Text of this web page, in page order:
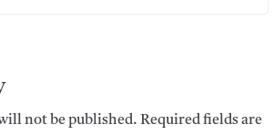
not be published. Required fields are